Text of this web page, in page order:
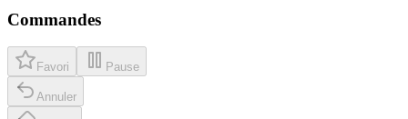
Commandes
Favori Pause
Annuler